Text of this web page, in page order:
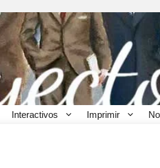
Interactivos Imprimir